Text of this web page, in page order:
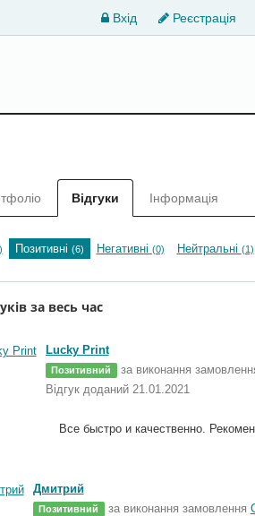
Вхід Реєстрація
Відгуки Інформація
Позитивні (6) Негативні (0) Нейтральні (1)
за весь час
Lucky Print
Позитивний за виконання
Відгук доданий 21.01.2021
Все быстро и качественно.
Дмитрий
Позитивний за виконання замовлення